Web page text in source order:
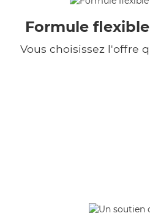
Formule
Vous choisissez l'offre